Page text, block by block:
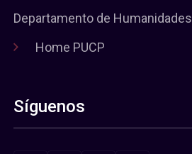
Departamento de Humanidades
Home PUCP
Síguenos